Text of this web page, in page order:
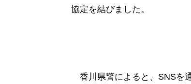
協定を結びました。
香川県警によると、SNSを